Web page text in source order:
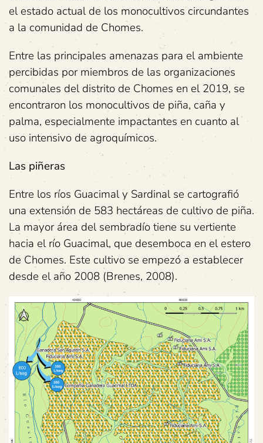
el estado actual de los monocultivos circundantes
a la comunidad de Chomes.
Entre las principales amenazas para el ambiente
percibidas por miembros de las organizaciones
comunales del distrito de Chomes en el 2019, se
encontraron los monocultivos de piña, caña y
palma, especialmente impactantes en cuanto al
uso intensivo de agroquímicos.
Las piñeras
Entre los ríos Guacimal y Sardinal se cartografió
una extensión de 583 hectáreas de cultivo de piña.
La mayor área del sembradío tiene su vertiente
hacia el río Guacimal, que desemboca en el estero
de Chomes. Este cultivo se empezó a establecer
desde el año 2008 (Brenes, 2008).